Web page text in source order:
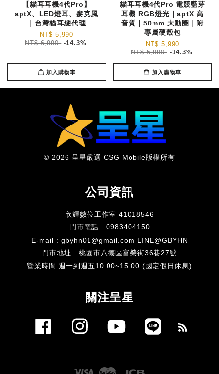
【貓耳耳機4代Pro】
aptX、LED燈耳、麥克風
｜台灣貓耳總代理
NT$ 5,990
NT$ 6,990 -14.3%
加入購物車
貓耳耳機4代Pro 電競藍芽
耳機 RGB燈光｜aptX 高
音質｜50mm 大動圈｜附
專屬硬殼包
NT$ 5,990
NT$ 6,990 -14.3%
加入購物車
© 2026 呈星嚴選 CSG Mobile版權所有
公司資訊
欣輝數位工作室 41018546
門市電話 : 0983404150
E-mail : gbyhn01@gmail.com LINE@GBYHN
門市地址 : 桃園市八德區富榮街36巷27號
​營業時間:週一到週五10:00~15:00 (國定假日休息)
關注呈星
Facebook Instagram YouTube
Visa Master